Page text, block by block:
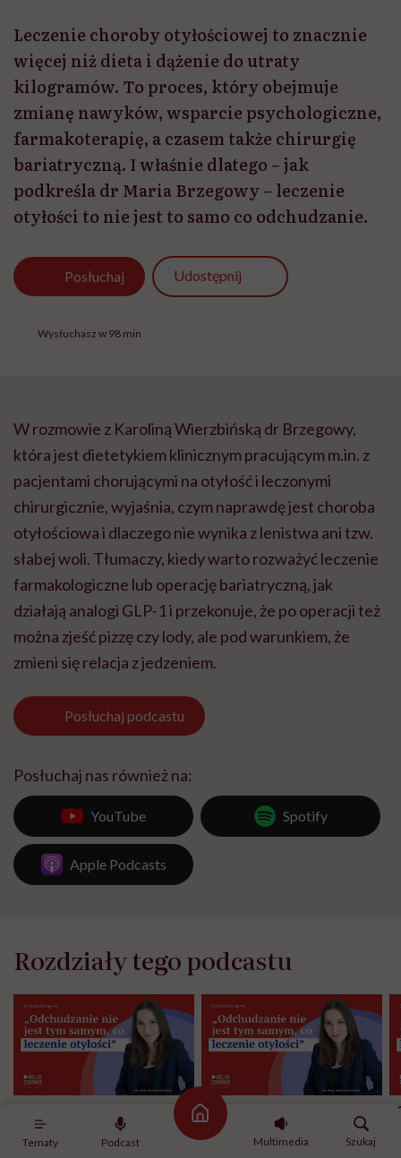
Tematy Podcast
Strona główna
Multimedia
Szukaj
Leczenie choroby otyłościowej to znacznie
więcej niż dieta i dążenie do utraty
kilogramów. To proces, który obejmuje
zmianę nawyków, wsparcie psychologiczne,
farmakoterapię, a czasem także chirurgię
bariatryczną. I właśnie dlatego – jak
podkreśla dr Maria Brzegowy – leczenie
otyłości to nie jest to samo co odchudzanie.
Posłuchaj Udostępnij
Wysłuchasz w 98 min
W rozmowie z Karoliną Wierzbińską dr Brzegowy,
która jest dietetykiem klinicznym pracującym m.in. z
pacjentami chorującymi na otyłość i leczonymi
chirurgicznie, wyjaśnia, czym naprawdę jest choroba
otyłościowa i dlaczego nie wynika z lenistwa ani tzw.
słabej woli. Tłumaczy, kiedy warto rozważyć leczenie
farmakologiczne lub operację bariatryczną, jak
działają analogi GLP-1 i przekonuje, że po operacji też
można zjeść pizzę czy lody, ale pod warunkiem, że
zmieni się relacja z jedzeniem.
Posłuchaj podcastu
Posłuchaj nas również na:
YouTube Spotify
Apple Podcasts
Rozdziały tego podcastu
Początek rozmowy.
Dlaczego nie mówimy
"osoba otyła", tylko "osoba